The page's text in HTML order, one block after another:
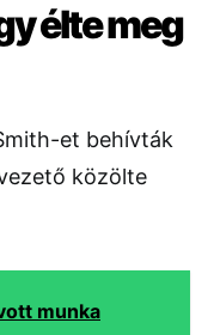
élte meg
et behívták
közölte
munka